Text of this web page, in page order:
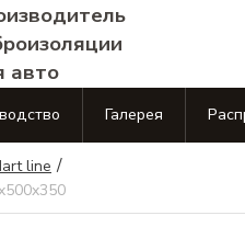
авто
Виброизоляция
Standart line
Шумоизоляция
Галерея
line /